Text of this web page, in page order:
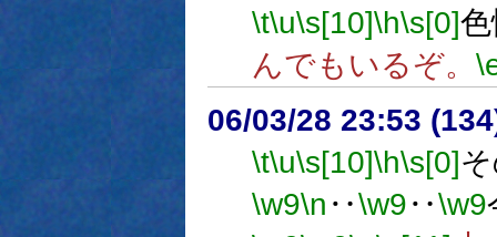
\t\u\s[10]\h\s[0]
んでもいるぞ。
06/03/28 23:53
\t\u\s[10]\h\s[0]
\w9\n ‥\w9‥\w9